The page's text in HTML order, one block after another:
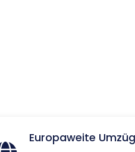
Europaweite